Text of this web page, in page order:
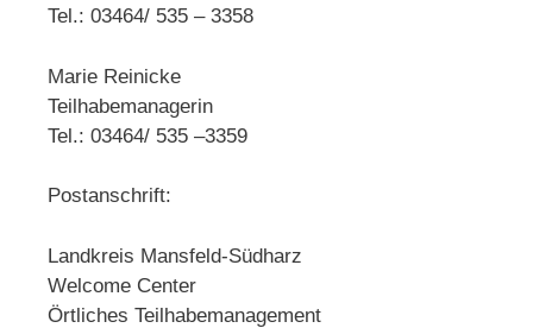
Tel.: 03464/ 535 – 3358
Marie Reinicke
Teilhabemanagerin
Tel.: 03464/ 535 –3359
Postanschrift:
Landkreis Mansfeld-Südharz
Welcome Center
Örtliches Teilhabemanagement